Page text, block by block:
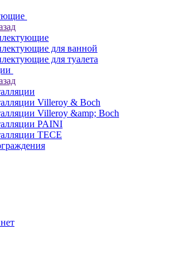
для ванной
для туалета
Villeroy & Boch
Villeroy &amp; Boch
PAINI
TECE